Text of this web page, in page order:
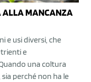
ALLA MANCANZA
e usi diversi, che
e
una coltura
perché non ha le